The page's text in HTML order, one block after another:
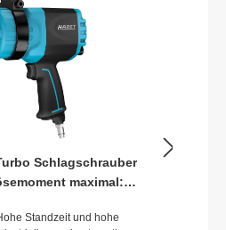
Schlagschrauber
maximal:
Standzeit und hohe